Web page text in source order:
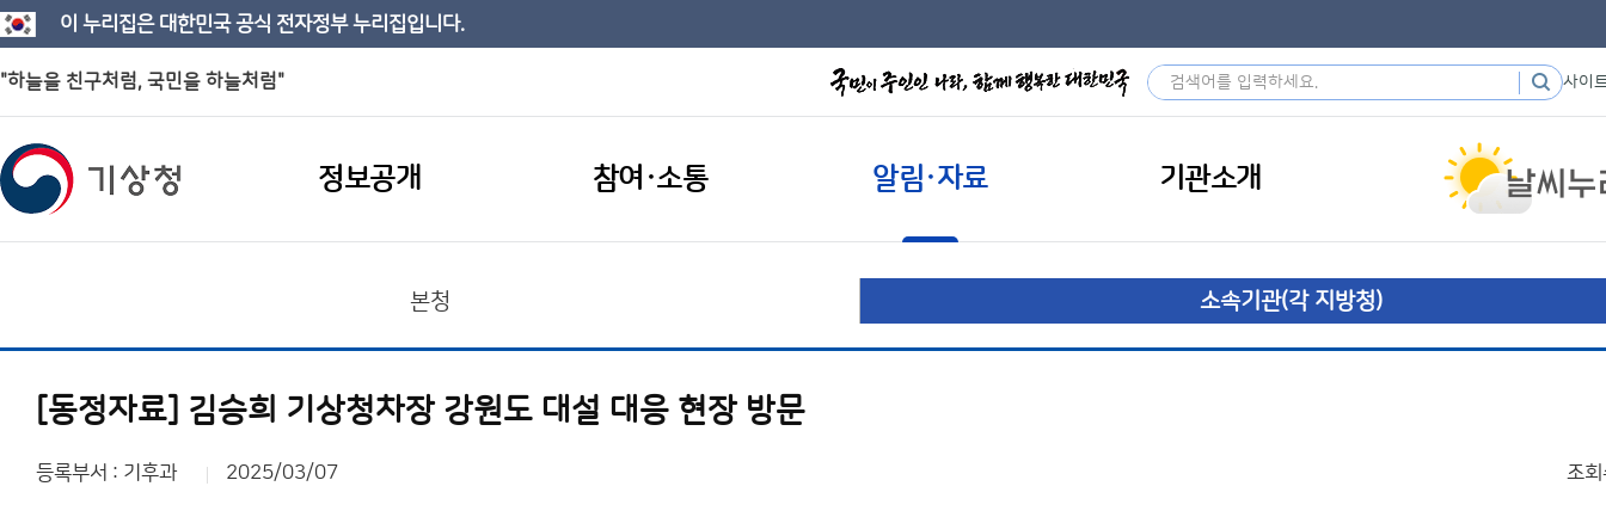
이 누리집은 대한민국 공식 전자정부 누리집입니다.
"하늘을 친구처럼, 국민을 하늘처럼" 사이
정보공개 참여·소통 알림·자료 기관소개
본청 소속기관(각 지방청)
[동정자료] 김승희 기상청차장 강원도 대설 대응 현장 방문
등록부서 : 기후과 2025/03/07 조회